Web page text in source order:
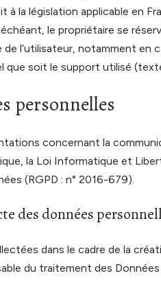
la législation applicable en
le propriétaire se
l’utilisateur, notamment en
que soit le support utilisé
personnelles
concernant la
la Loi Informatique et
(RGPD : n° 2016-679).
des données
dans le cadre de la
du traitement des